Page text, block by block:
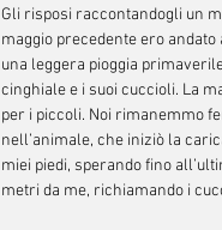
Gli risposi raccontandogli un
maggio precedente ero
una leggera pioggia
cinghiale e i suoi cuccioli. La
per i piccoli. Noi rimanemmo
nell’animale, che iniziò la
miei piedi, sperando fino
metri da me, richiamando i